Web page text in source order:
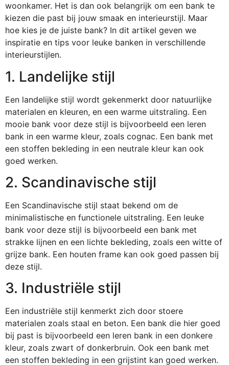
woonkamer. Het is dan ook belangrijk om een bank te
kiezen die past bij jouw smaak en interieurstijl. Maar
hoe kies je de juiste bank? In dit artikel geven we
inspiratie en tips voor leuke banken in verschillende
interieurstijlen.
1. Landelijke stijl
Een landelijke stijl wordt gekenmerkt door natuurlijke
materialen en kleuren, en een warme uitstraling. Een
mooie bank voor deze stijl is bijvoorbeeld een leren
bank in een warme kleur, zoals cognac. Een bank met
een stoffen bekleding in een neutrale kleur kan ook
goed werken.
2. Scandinavische stijl
Een Scandinavische stijl staat bekend om de
minimalistische en functionele uitstraling. Een leuke
bank voor deze stijl is bijvoorbeeld een bank met
strakke lijnen en een lichte bekleding, zoals een witte of
grijze bank. Een houten frame kan ook goed passen bij
deze stijl.
3. Industriële stijl
Een industriële stijl kenmerkt zich door stoere
materialen zoals staal en beton. Een bank die hier goed
bij past is bijvoorbeeld een leren bank in een donkere
kleur, zoals zwart of donkerbruin. Ook een bank met
een stoffen bekleding in een grijstint kan goed werken.